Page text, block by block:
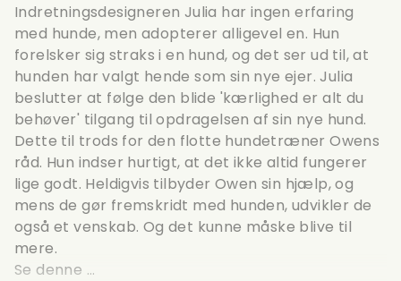
Indretningsdesigneren Julia har ingen erfaring
med hunde, men adopterer alligevel en. Hun
forelsker sig straks i en hund, og det ser ud til, at
hunden har valgt hende som sin nye ejer. Julia
beslutter at følge den blide 'kærlighed er alt du
behøver' tilgang til opdragelsen af sin nye hund.
Dette til trods for den flotte hundetræner Owens
råd. Hun indser hurtigt, at det ikke altid fungerer
lige godt. Heldigvis tilbyder Owen sin hjælp, og
mens de gør fremskridt med hunden, udvikler de
også et venskab. Og det kunne måske blive til
mere.
Se denne ...